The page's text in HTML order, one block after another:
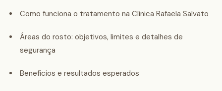
Como funciona o tratamento na Clínica Rafaela Salvato
Áreas do rosto: objetivos, limites e detalhes de
segurança
Benefícios e resultados esperados